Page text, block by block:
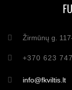
Žirmūnų g.
+370 623
info@fkviltis.lt